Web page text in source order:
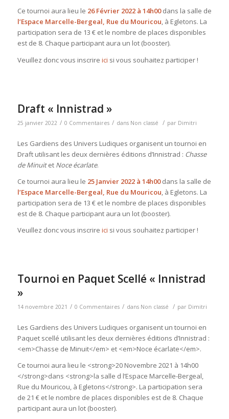
Ce tournoi aura lieu le 26 Février 2022 à 14h00dans la salle de
l’Espace Marcelle-Bergeal, Rue du Mouricou, à Egletons. La
participation sera de 13 € et le nombre de places disponibles
est de 8. Chaque participant aura un lot (booster).
Veuillez donc vous inscrire ici si vous souhaitez participer !
Draft « Innistrad »
25 janvier 2022 / 0 Commentaires / dans Non classé / par Dimitri
Les Gardiens des Univers Ludiques organisent un tournoi en
Draft utilisant les deux dernières éditions d’Innistrad : Chasse
de Minuitet Noce écarlate.
Ce tournoi aura lieu le 25 Janvier 2022 à 14h00dans la salle de
l’Espace Marcelle-Bergeal, Rue du Mouricou, à Egletons. La
participation sera de 13 € et le nombre de places disponibles
est de 8. Chaque participant aura un lot (booster).
Veuillez donc vous inscrire ici si vous souhaitez participer !
Tournoi en Paquet Scellé « Innistrad
»
14 novembre 2021 / 0 Commentaires / dans Non classé / par Dimitri
Les Gardiens des Univers Ludiques organisent un tournoi en
Paquet scellé utilisant les deux dernières éditions d’Innistrad :
<em>Chasse de Minuit</em> et <em>Noce écarlate</em>.
Ce tournoi aura lieu le <strong>20 Novembre 2021 à 14h00
</strong>dans <strong>la salle d l’Espace Marcelle-Bergeal,
Rue du Mouricou, à Egletons</strong>. La participation sera
de 21 € et le nombre de places disponibles est de 8. Chaque
participant aura un lot (booster).